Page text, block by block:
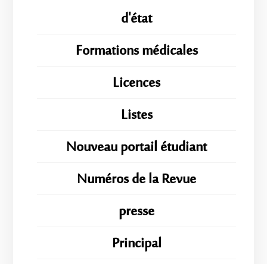
d'état
Formations médicales
Licences
Listes
Nouveau portail étudiant
Numéros de la Revue
presse
Principal